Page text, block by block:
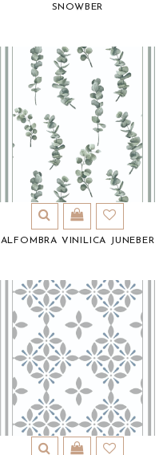
SNOWBER
ALFOMBRA VINILICA JUNEBER